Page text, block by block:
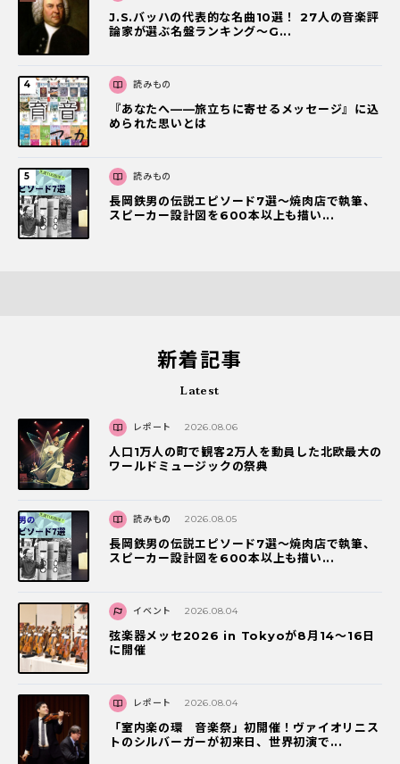
J.S.バッハの代表的な名曲10選！ 27人の音楽評
論家が選ぶ名盤ランキング〜G...
読みもの
『あなたへ――旅立ちに寄せるメッセージ』に込
められた思いとは
読みもの
長岡鉄男の伝説エピソード7選〜焼肉店で執筆、
スピーカー設計図を600本以上も描い...
新着記事
Latest
レポート 2026.08.06
人口1万人の町で観客2万人を動員した北欧最大の
ワールドミュージックの祭典
読みもの 2026.08.05
長岡鉄男の伝説エピソード7選〜焼肉店で執筆、
スピーカー設計図を600本以上も描い...
イベント 2026.08.04
弦楽器メッセ2026 in Tokyoが8月14～16日
に開催
レポート 2026.08.04
「室内楽の環 音楽祭」初開催！ヴァイオリニス
トのシルバーガーが初来日、世界初演で...